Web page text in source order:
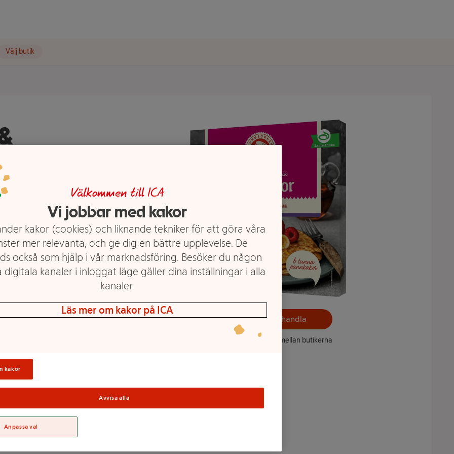
Välj butik
kommer helt
vi pannkakorna, vilket
som om du precis stått
(värm 3 st på 750W i 2-
tas fram frysta och tina
innehåller 6 härligt
tillbehör som sylt och
klassiker utan laktos och
Välj butik och handla
Sortimentet kan variera mellan butikerna
Välkommen till ICA
Vi jobbar med kakor
kakor (cookies) och liknande tekniker för att göra våra
mer relevanta, och ge dig en bättre upplevelse. De
också som hjälp i vår marknadsföring. Besöker du någon
digitala kanaler i inloggat läge gäller dina inställningar i alla
kanaler.
Läs mer om kakor på ICA
kakor
Avvisa alla
Anpassa val